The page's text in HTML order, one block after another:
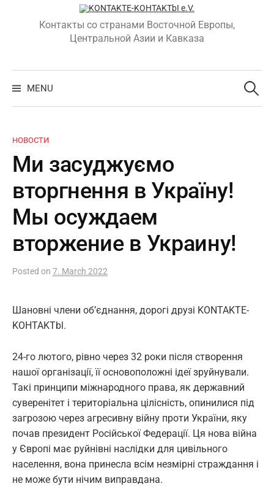
Контакты со странами Восточной Европы,
Центральной Азии и Кавказа
MENU
Search
for:
НОВОСТИ
Ми засуджуємо
вторгнення в Україну!
Мы осуждаем
вторжение в Украину!
Posted on 7. March 2022
Шановні члени об’єднання, дорогі друзі KONTAKTE-
KOHTAKTbl.
24-го лютого, рівно через 32 роки після створення
нашої організації, її основоположні ідеї зруйнували.
Такі принципи міжнародного права, як державний
суверенітет і територіальна цілісність, опинилися під
загрозою через агресивну війну проти України, яку
почав президент Російської Федерації. Ця нова війна
у Європі має руйнівні наслідки для цивільного
населення, вона принесла всім незмірні страждання і
не може бути нічим виправдана.